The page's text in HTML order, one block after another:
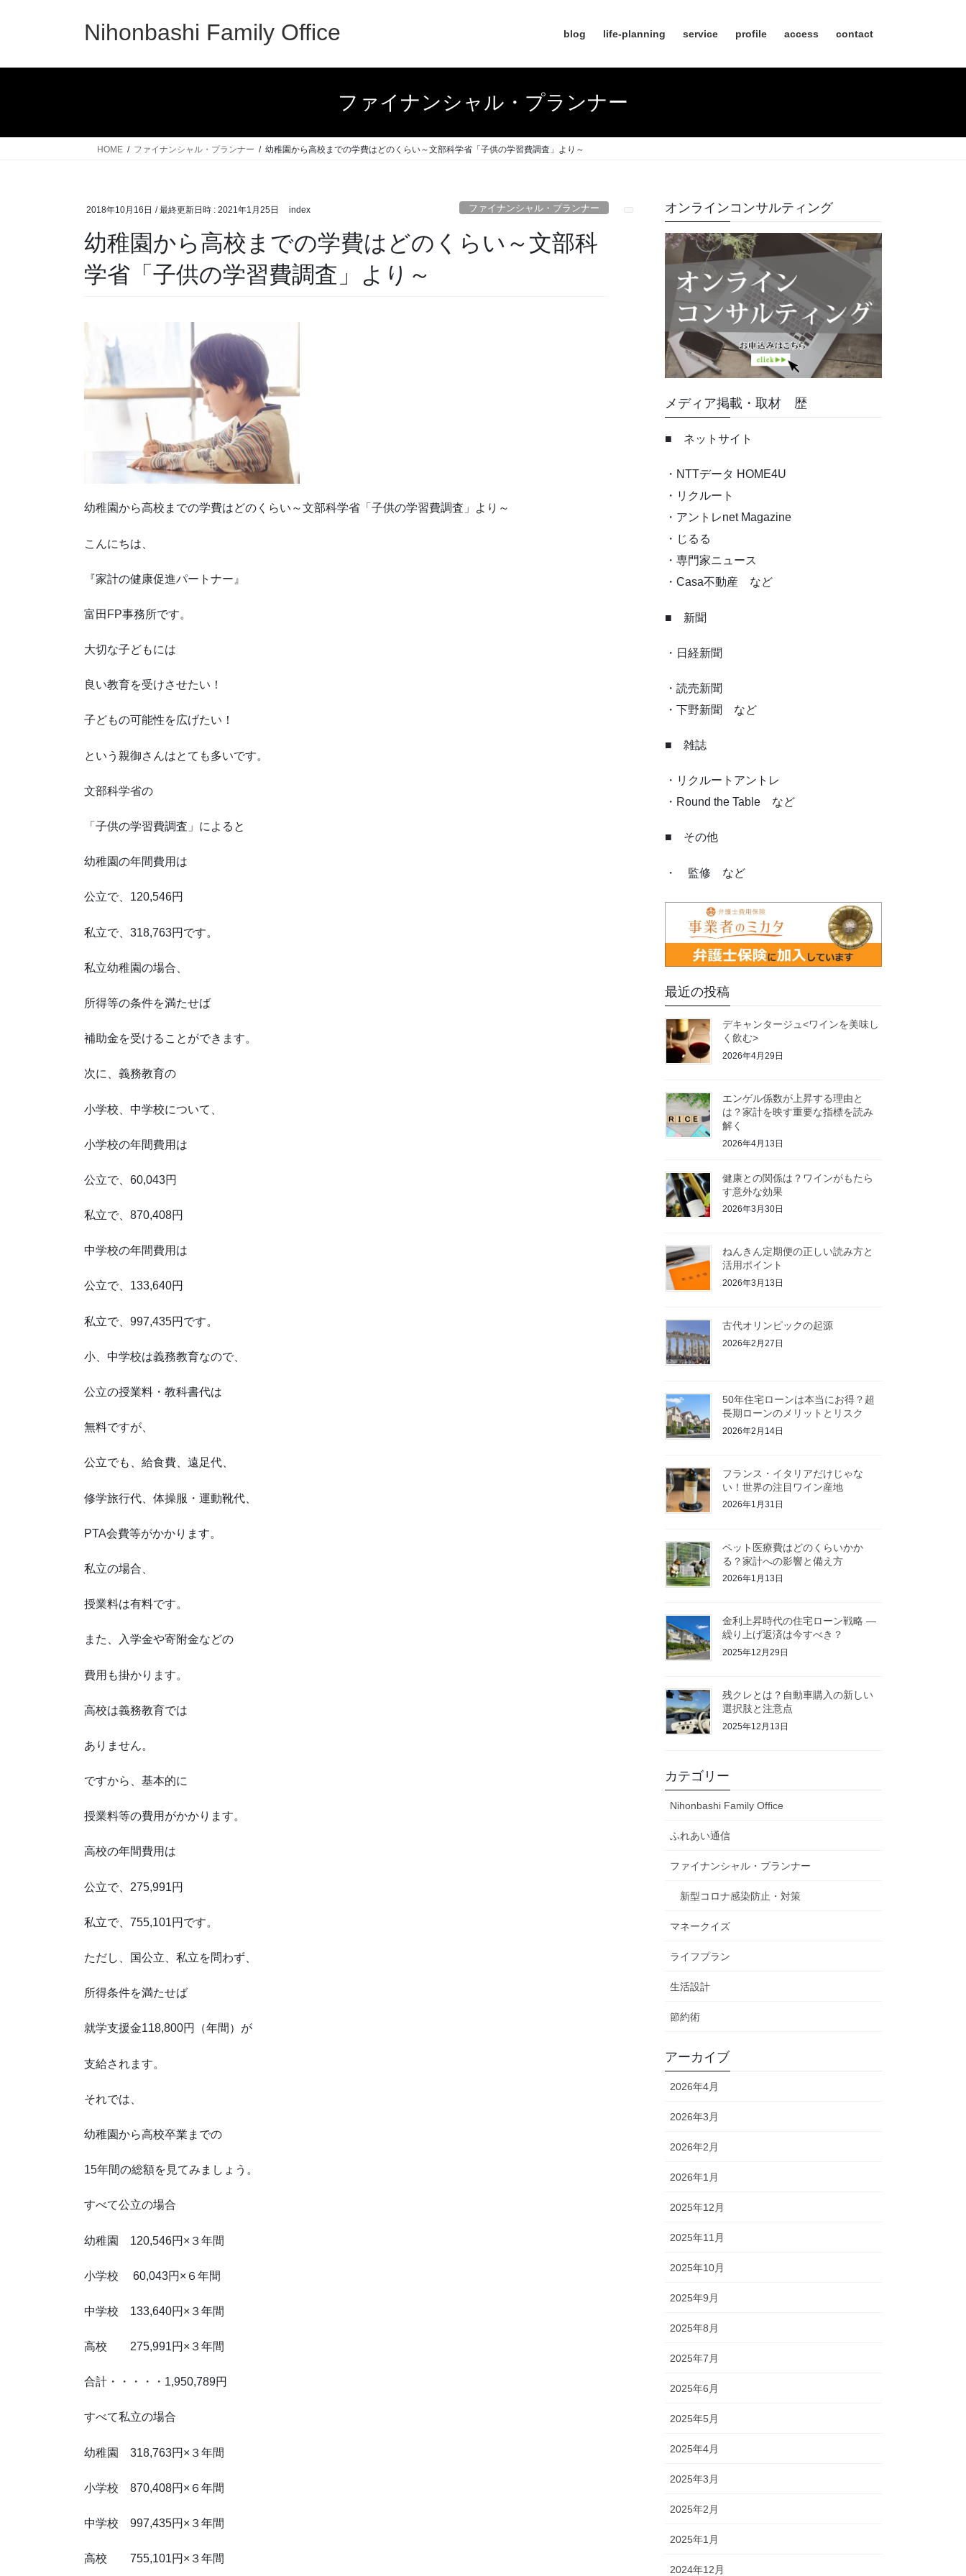
Nihonbashi Family Office blog life-planning service profile access contact
ファイナンシャル・プランナー
HOME ファイナンシャル・プランナー 幼稚園から高校までの学費はどのくらい～文部科学省「子供の学習費調査」より～
2018年10月16日 / 最終更新日時 : 2021年1月25日 index ファイナンシャル・プランナー
幼稚園から高校までの学費はどのくらい～文部科
学省「子供の学習費調査」より～
幼稚園から高校までの学費はどのくらい～文部科学省「子供の学習費調査」より～
こんにちは、
『家計の健康促進パートナー』
富田FP事務所です。
大切な子どもには
良い教育を受けさせたい！
子どもの可能性を広げたい！
という親御さんはとても多いです。
文部科学省の
「子供の学習費調査」によると
幼稚園の年間費用は
公立で、120,546円
私立で、318,763円です。
私立幼稚園の場合、
所得等の条件を満たせば
補助金を受けることができます。
次に、義務教育の
小学校、中学校について、
小学校の年間費用は
公立で、60,043円
私立で、870,408円
中学校の年間費用は
公立で、133,640円
私立で、997,435円です。
小、中学校は義務教育なので、
公立の授業料・教科書代は
無料ですが、
公立でも、給食費、遠足代、
修学旅行代、体操服・運動靴代、
PTA会費等がかかります。
私立の場合、
授業料は有料です。
また、入学金や寄附金などの
費用も掛かります。
高校は義務教育では
ありません。
ですから、基本的に
授業料等の費用がかかります。
高校の年間費用は
公立で、275,991円
私立で、755,101円です。
ただし、国公立、私立を問わず、
所得条件を満たせば
就学支援金118,800円（年間）が
支給されます。
それでは、
幼稚園から高校卒業までの
15年間の総額を見てみましょう。
すべて公立の場合
幼稚園 120,546円×３年間
小学校 60,043円×６年間
中学校 133,640円×３年間
高校 275,991円×３年間
合計・・・・・1,950,789円
すべて私立の場合
幼稚園 318,763円×３年間
小学校 870,408円×６年間
中学校 997,435円×３年間
高校 755,101円×３年間
オンラインコンサルティング
メディア掲載・取材 歴
■ ネットサイト
・NTTデータ HOME4U
・リクルート
・アントレnet Magazine
・じるる
・専門家ニュース
・Casa不動産 など
■ 新聞
・日経新聞
・読売新聞
・下野新聞 など
■ 雑誌
・リクルートアントレ
・Round the Table など
■ その他
・ 監修 など
最近の投稿
デキャンタージュ<ワインを美味し
く飲む>
2026年4月29日
エンゲル係数が上昇する理由と
は？家計を映す重要な指標を読み
解く
2026年4月13日
健康との関係は？ワインがもたら
す意外な効果
2026年3月30日
ねんきん定期便の正しい読み方と
活用ポイント
2026年3月13日
古代オリンピックの起源
2026年2月27日
50年住宅ローンは本当にお得？超
長期ローンのメリットとリスク
2026年2月14日
フランス・イタリアだけじゃな
い！世界の注目ワイン産地
2026年1月31日
ペット医療費はどのくらいかか
る？家計への影響と備え方
2026年1月13日
金利上昇時代の住宅ローン戦略 ―
繰り上げ返済は今すべき？
2025年12月29日
残クレとは？自動車購入の新しい
選択肢と注意点
2025年12月13日
カテゴリー
Nihonbashi Family Office
ふれあい通信
ファイナンシャル・プランナー
新型コロナ感染防止・対策
マネークイズ
ライフプラン
生活設計
節約術
アーカイブ
2026年4月
2026年3月
2026年2月
2026年1月
2025年12月
2025年11月
2025年10月
2025年9月
2025年8月
2025年7月
2025年6月
2025年5月
2025年4月
2025年3月
2025年2月
2025年1月
2024年12月